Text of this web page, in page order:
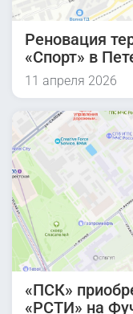
Реновация
«Спорт» в
11 апреля 2026
«ПСК»
«РСТИ» на